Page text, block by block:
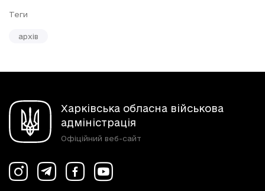
Теги
архів
Харківська обласна військова
адміністрація
Офіційний веб-сайт